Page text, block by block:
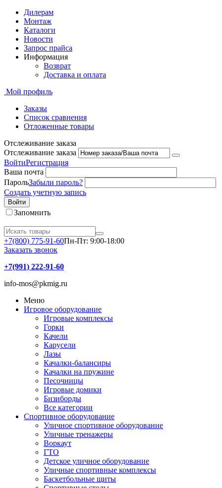
Дилерам
Монтаж
Каталоги
Новости
Запрос прайса
Информация
Возврат
Доставка и оплата
Мой профиль
Заказы
Список сравнения
Отложенные товары
Отслеживание заказа
Отслеживание заказа
ВойтиРегистрация
Ваша почта
ПарольЗабыли пароль?
Создать учетную запись
Войти
Запомнить
+7(800) 775-91-60Пн-Пт: 9:00-18:00
Заказать звонок
+7(991) 222-91-60
info-mos@pkmig.ru
Меню
Игровое оборудование
Игровые комплексы
Горки
Качели
Карусели
Лазы
Качалки-балансиры
Качалки на пружине
Песочницы
Игровые домики
Бизиборды
Все категории
Спортивное оборудование
Уличное спортивное оборудование
Уличные тренажеры
Воркаут
ГТО
Детское уличное оборудование
Уличные спортивные комплексы
Баскетбольные щиты